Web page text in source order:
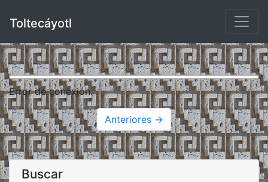
Toltecáyotl
Error de conexión.
Anteriores →
Buscar